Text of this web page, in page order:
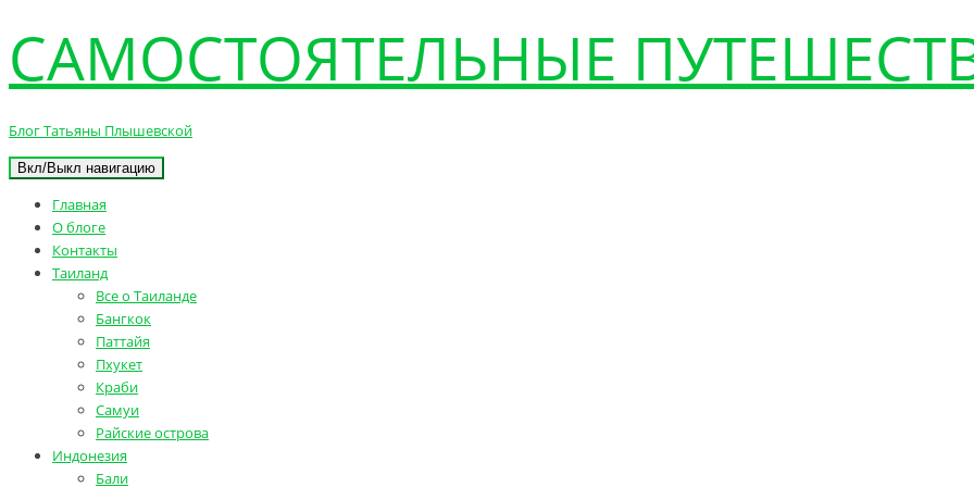
САМОСТОЯТЕЛЬНЫЕ
Блог Татьяны Плышевской
Вкл/Выкл навигацию
Главная
О блоге
Контакты
Таиланд
Все о Таиланде
Бангкок
Паттайя
Пхукет
Краби
Самуи
Райские острова
Индонезия
Бали